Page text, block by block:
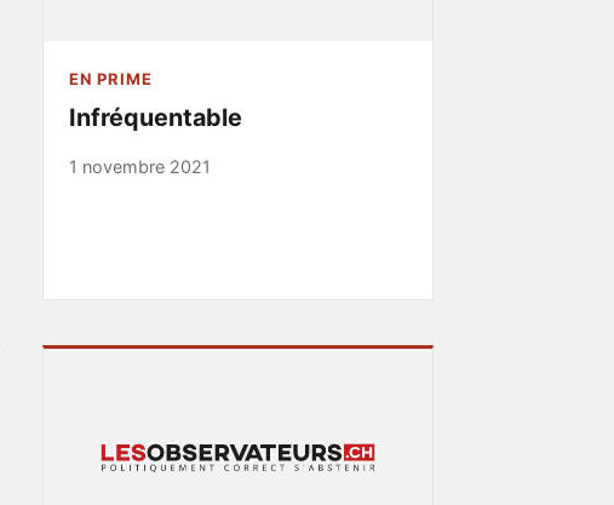
EN PRIME
Infréquentable
1 novembre 2021